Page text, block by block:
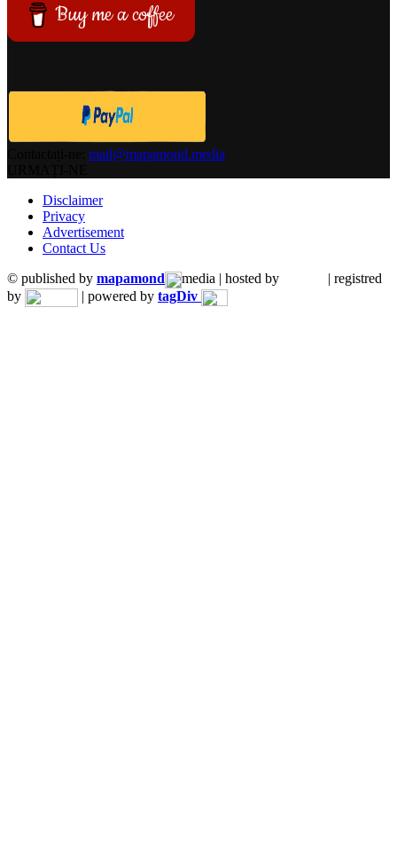
Buy me a coffee
mail@mapamond.media
Disclaimer
Privacy
Advertisement
Contact Us
© published by mapamond media | hosted by
| registred
by
| powered by tagDiv